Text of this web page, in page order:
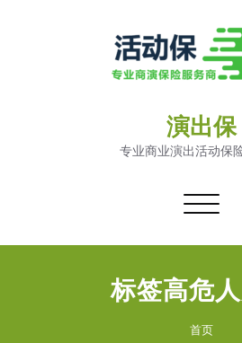
演出保
专业商业演出活动保
切
导
标签高危
首页